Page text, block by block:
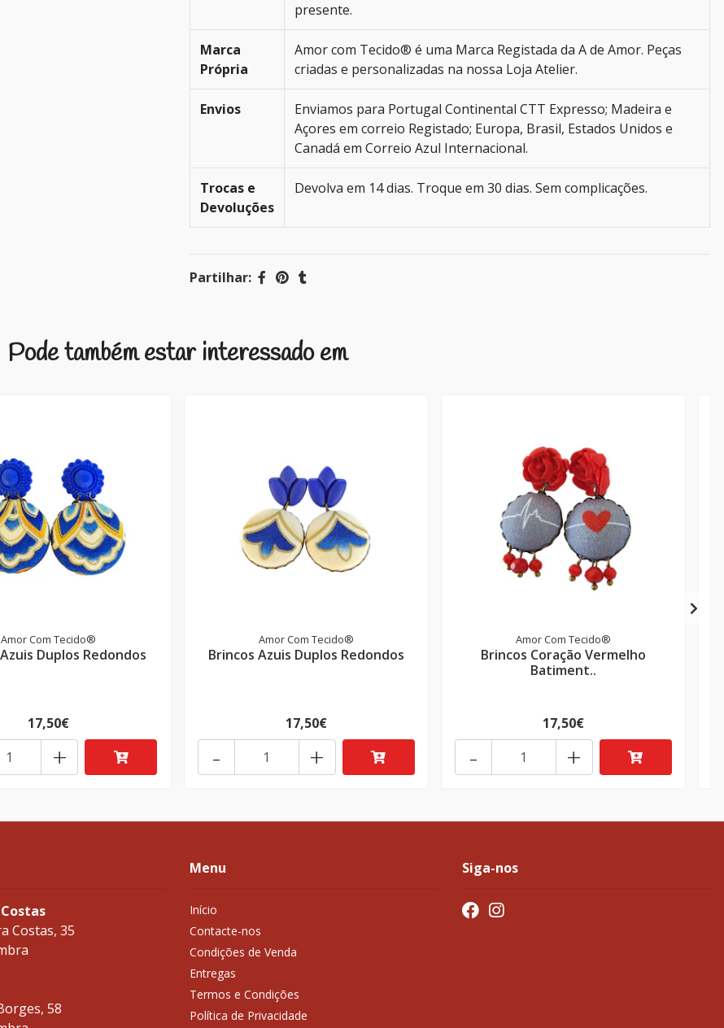
presente.
Marca
Própria
Amor com Tecido® é uma Marca Registada da A de Amor. Peças
criadas e personalizadas na nossa Loja Atelier.
Envios
Enviamos para Portugal Continental CTT Expresso; Madeira e
Açores em correio Registado; Europa, Brasil, Estados Unidos e
Canadá em Correio Azul Internacional.
Trocas e
Devoluções
Devolva em 14 dias. Troque em 30 dias. Sem complicações.
Partilhar:
Pode também estar interessado em
Amor Com Tecido®
Duplos Redondos
17,50€
+
Amor Com Tecido®
Brincos Azuis Duplos Redondos
17,50€
+
-
Amor Com Tecido®
Brincos Coração Vermelho
Batiment..
17,50€
+
-
Costas, 35
58
Menu
Início
Contacte-nos
Condições de Venda
Entregas
Termos e Condições
Política de Privacidade
Siga-nos